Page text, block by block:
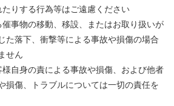
りする行為等はご遠慮ください
事物の移動、移設、またはお取り扱いが
た落下、衝撃等による事故や損傷の場合
せん
自身の責による事故や損傷、および他者
損傷、トラブルについては一切の責任を